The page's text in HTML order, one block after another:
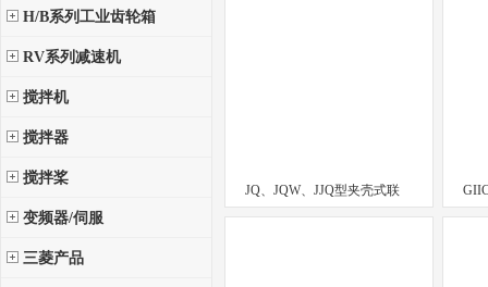
H/B系列工业齿轮箱
RV系列减速机
搅拌机
搅拌器
搅拌桨
变频器/伺服
三菱产品
JQ、JQW、JJQ型夹壳式联